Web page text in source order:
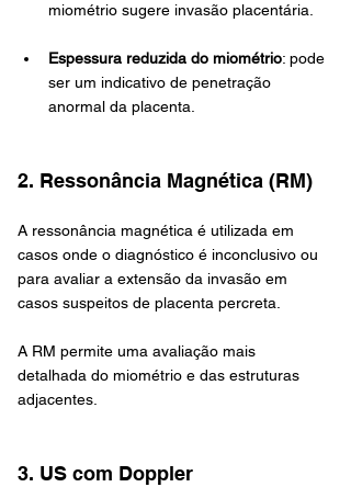
miométrio sugere invasão placentária.
Espessura reduzida do miométrio: pode
ser um indicativo de penetração
anormal da placenta.
2. Ressonância Magnética (RM)
A ressonância magnética é utilizada em
casos onde o diagnóstico é inconclusivo ou
para avaliar a extensão da invasão em
casos suspeitos de placenta percreta.
A RM permite uma avaliação mais
detalhada do miométrio e das estruturas
adjacentes.
3. US com Doppler